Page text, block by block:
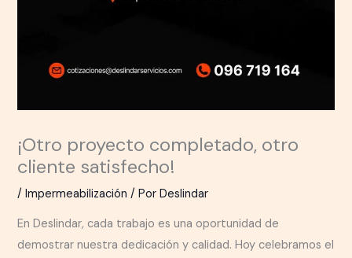
¡Otro proyecto completado, otro
cliente satisfecho!
/Impermeabilización / PorDeslindar
En Deslindar, cada trabajo es una oportunidad de
demostrar nuestra dedicación y calidad. Hoy celebramos el